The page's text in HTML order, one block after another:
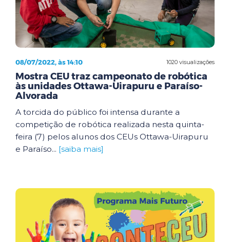
1020 visualizações
08/07/2022, às 14:10
Mostra CEU traz campeonato de robótica
às unidades Ottawa-Uirapuru e Paraíso-
Alvorada
A torcida do público foi intensa durante a
competição de robótica realizada nesta quinta-
feira (7) pelos alunos dos CEUs Ottawa-Uirapuru
e Paraíso... [saiba mais]